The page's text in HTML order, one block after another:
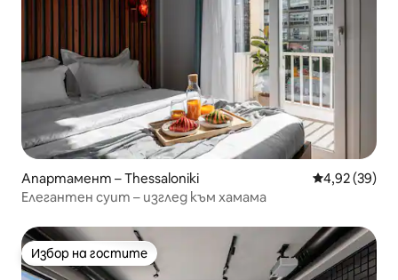
Апартамент – Thessaloniki Средна
4,92 (39)
Елегантен суит – изглед към хамама
Избор на гостите
Избор на гостите